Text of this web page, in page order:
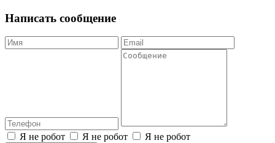
Написать сообщение
Я не робот Я не робот Я не робот